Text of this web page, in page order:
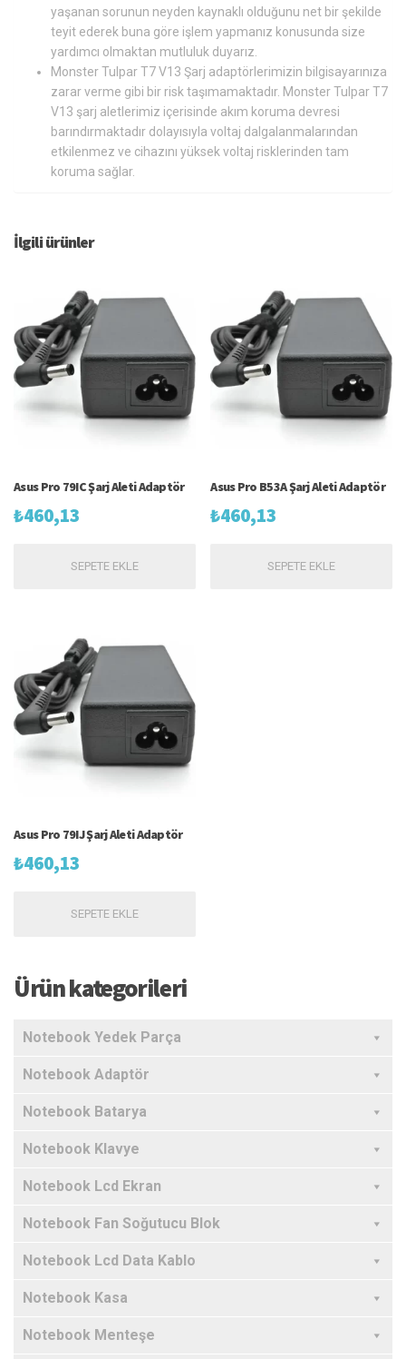
yaşanan sorunun neyden kaynaklı olduğunu net bir şekilde
teyit ederek buna göre işlem yapmanız konusunda size
yardımcı olmaktan mutluluk duyarız.
Monster Tulpar T7 V13 Şarj adaptörlerimizin bilgisayarınıza
zarar verme gibi bir risk taşımamaktadır. Monster Tulpar T7
V13 şarj aletlerimiz içerisinde akım koruma devresi
barındırmaktadır dolayısıyla voltaj dalgalanmalarından
etkilenmez ve cihazını yüksek voltaj risklerinden tam
koruma sağlar.
İlgili ürünler
Asus Pro 79IC Şarj Aleti Adaptör
₺460,13
SEPETE EKLE
Asus Pro B53A Şarj Aleti Adaptör
₺460,13
SEPETE EKLE
Asus Pro 79IJ Şarj Aleti Adaptör
₺460,13
SEPETE EKLE
Ürün kategorileri
Notebook Yedek Parça
Notebook Adaptör
Notebook Batarya
Notebook Klavye
Notebook Lcd Ekran
Notebook Fan Soğutucu Blok
Notebook Lcd Data Kablo
Notebook Kasa
Notebook Menteşe